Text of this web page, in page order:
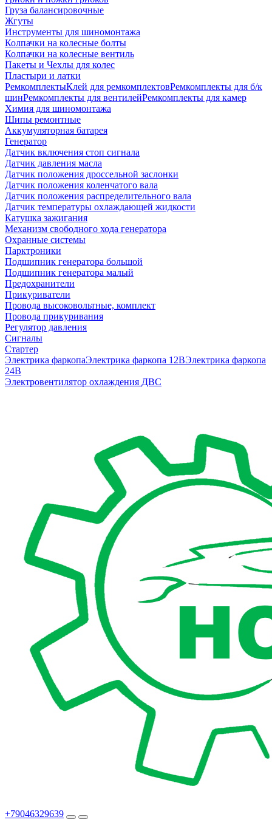
Груза балансировочные
Жгуты
Инструменты для шиномонтажа
Колпачки на колесные болты
Колпачки на колесные вентиль
Пакеты и Чехлы для колес
Пластыри и латки
РемкомплектыКлей для ремкомплектовРемкомплекты для б/к
шинРемкомплекты для вентилейРемкомплекты для камер
Химия для шиномонтажа
Шипы ремонтные
Аккумуляторная батарея
Генератор
Датчик включения стоп сигнала
Датчик давления масла
Датчик положения дроссельной заслонки
Датчик положения коленчатого вала
Датчик положения распределительного вала
Датчик температуры охлаждающей жидкости
Катушка зажигания
Механизм свободного хода генератора
Охранные системы
Парктроники
Подшипник генератора большой
Подшипник генератора малый
Предохранители
Прикуриватели
Провода высоковольтные, комплект
Провода прикуривания
Регулятор давления
Сигналы
Стартер
Электрика фаркопаЭлектрика фаркопа 12ВЭлектрика фаркопа
24В
Электровентилятор охлаждения ДВС
+79046329639